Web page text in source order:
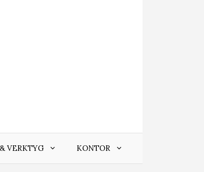
VERKTYG KONTOR